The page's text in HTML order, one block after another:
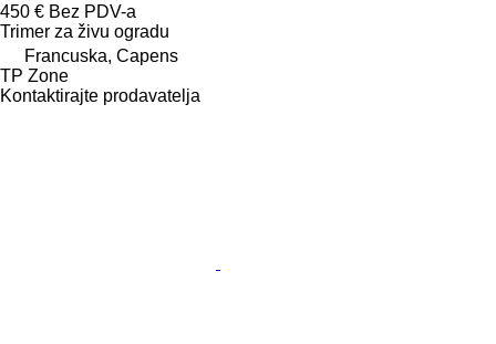
450 € Bez PDV-a
Trimer za živu ogradu
Francuska, Capens
TP Zone
Kontaktirajte prodavatelja